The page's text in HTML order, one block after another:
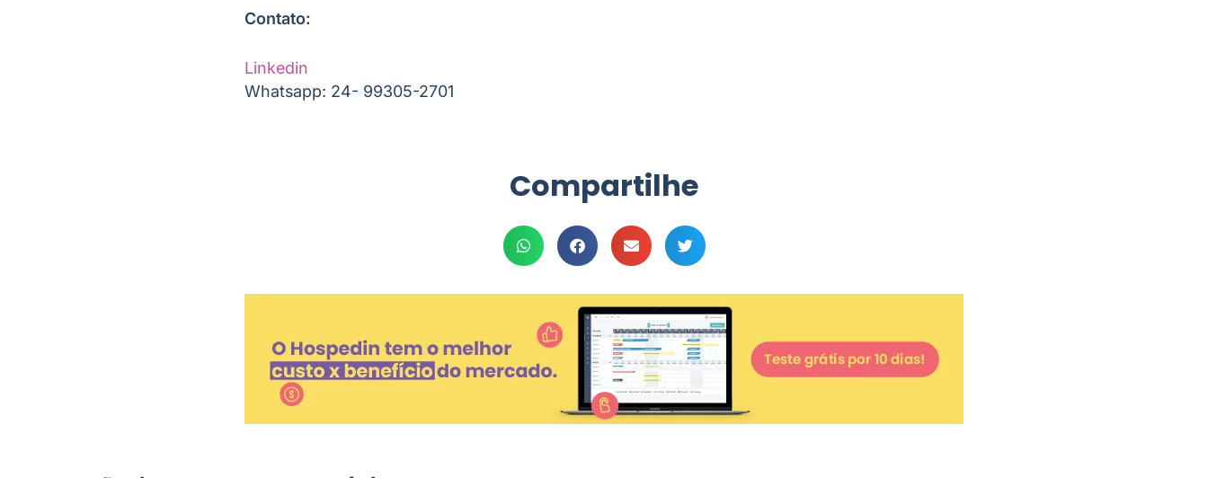
Contato:
Linkedin
Whatsapp: 24- 99305-2701
Compartilhe